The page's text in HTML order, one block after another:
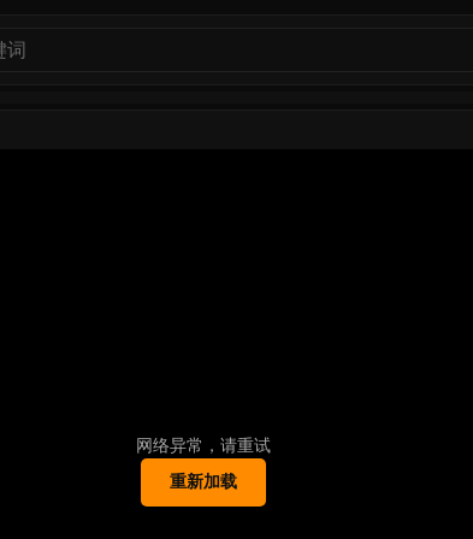
网络异常，请重试
重新加载